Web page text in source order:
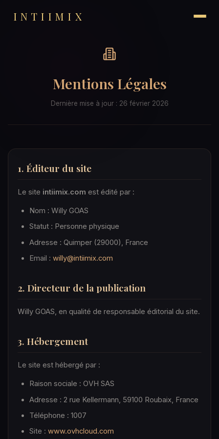
INTIIMIX
Mentions Légales
Dernière mise à jour : 26 février 2026
1. Éditeur du site
Le site intiimix.com est édité par :
Nom : Willy GOAS
Statut : Personne physique
Adresse : Quimper (29000), France
Email :willy@intiimix.com
2. Directeur de la publication
Willy GOAS, en qualité de responsable éditorial du site.
3. Hébergement
Le site est hébergé par :
Raison sociale : OVH SAS
Adresse : 2 rue Kellermann, 59100 Roubaix, France
Téléphone : 1007
Site :www.ovhcloud.com